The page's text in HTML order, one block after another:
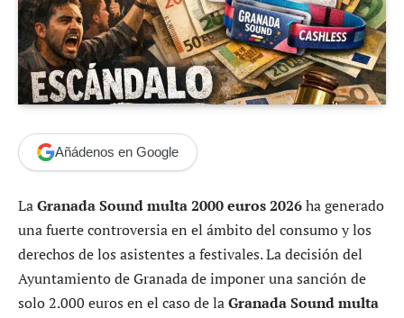
Añádenos en Google
LaGranada Sound multa 2000 euros 2026ha generado
una fuerte controversia en el ámbito del consumo y los
derechos de los asistentes a festivales. La decisión del
Ayuntamiento de Granada de imponer una sanción de
solo 2.000 euros en el caso de laGranada Sound multa